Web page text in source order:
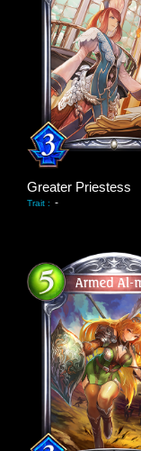
Greater Priestess
Trait : -